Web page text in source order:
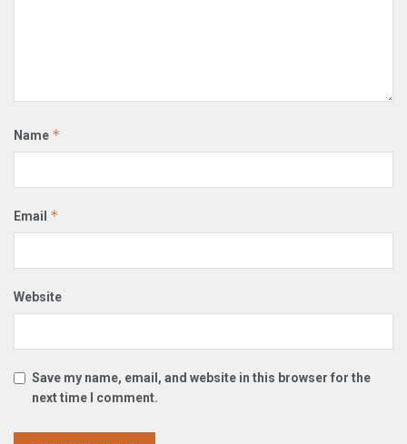
Name *
Email *
Website
Save my name, email, and website in this browser for the
next time I comment.